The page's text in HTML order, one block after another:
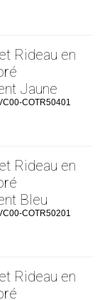
Rideau en
Jaune
COTR50401
Rideau en
Bleu
COTR50201
Rideau en